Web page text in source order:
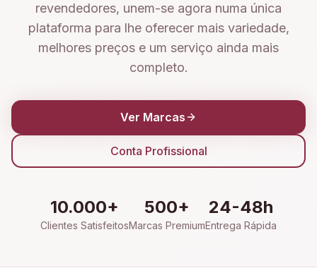
revendedores, unem-se agora numa única
plataforma para lhe oferecer mais variedade,
melhores preços e um serviço ainda mais
completo.
Ver Marcas
Conta Profissional
10.000+
Clientes Satisfeitos
500+
Marcas Premium
24-48h
Entrega Rápida